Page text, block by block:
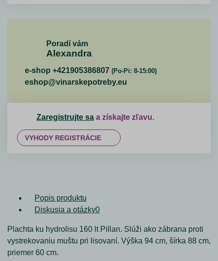
Poradí vám
Alexandra
e-shop +421905386807 (Po-Pi: 8-15:00)
eshop@vinarskepotreby.eu
Zaregistrujte sa a získajte zľavu.
VYHODY REGISTRÁCIE
Popis produktu
Diskusia a otázky0
Plachta ku hydrolisu 160 lt Pillan. Slúži ako zábrana proti
vystrekovaniu muštu pri lisovaní. Výška 94 cm, šírka 88 cm,
priemer 60 cm.